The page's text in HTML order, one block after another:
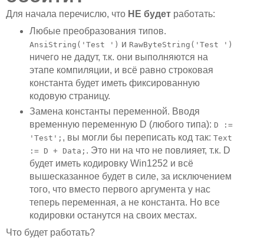
Для начала перечислю, что НЕ будет работать:
Любые преобразования типов.
AnsiString('Test ') и RawByteString('Test ')
ничего не дадут, т.к. они выполняются на
этапе компиляции, и всё равно строковая
константа будет иметь фиксированную
кодовую страницу.
Замена константы переменной. Вводя
временную переменную D (любого типа): D :=
'Test'; , вы могли бы переписать код так: Text
:= D + Data; . Это ни на что не повлияет, т.к. D
будет иметь кодировку Win1252 и всё
вышесказанное будет в силе, за исключением
того, что вместо первого аргумента у нас
теперь переменная, а не константа. Но все
кодировки останутся на своих местах.
Что будет работать?